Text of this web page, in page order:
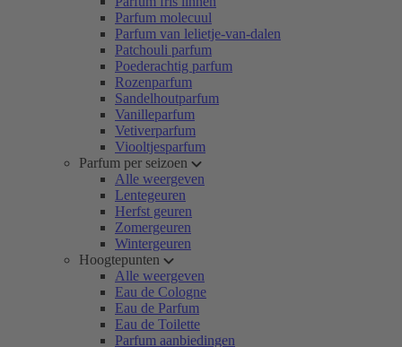
Parfum molecuul
Parfum van lelietje-van-dalen
Patchouli parfum
Poederachtig parfum
Rozenparfum
Sandelhoutparfum
Vanilleparfum
Vetiverparfum
Viooltjesparfum
Parfum per seizoen
Alle weergeven
Lentegeuren
Herfst geuren
Zomergeuren
Wintergeuren
Hoogtepunten
Alle weergeven
Eau de Cologne
Eau de Parfum
Eau de Toilette
Parfum aanbiedingen